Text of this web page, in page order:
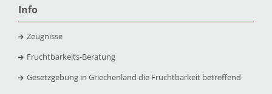
Info
Zeugnisse
Fruchtbarkeits-Beratung
Gesetzgebung in Griechenland die Fruchtbarkeit betreffend